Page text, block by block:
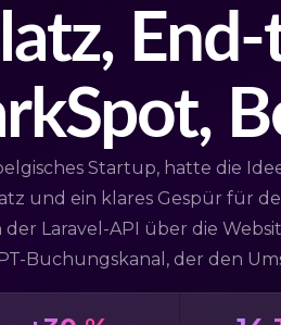
Startup, hatte die
und ein klares Gespür für
Laravel-API über die
Buchungskanal, der den